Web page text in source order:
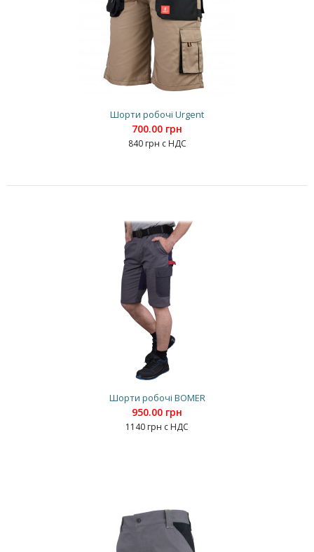
Шорти робочі Urgent
700.00 грн
840 грн с НДС
Шорти робочі BOMER
950.00 грн
1140 грн с НДС